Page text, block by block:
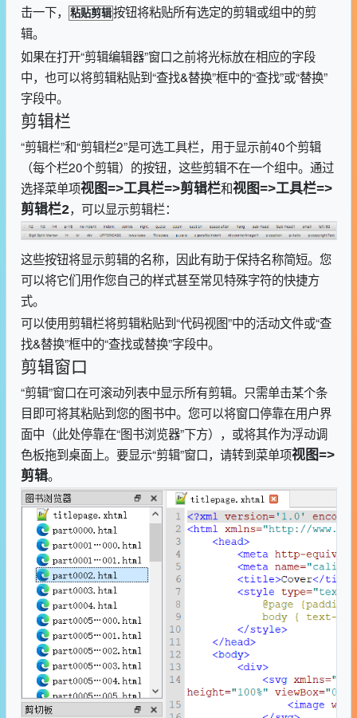
击一下，
粘贴剪辑按钮将粘贴所有选定的剪辑或组中的剪
辑。
如果在打开“剪辑编辑器”窗口之前将光标放在相应的字段
中，也可以将剪辑粘贴到“查找&替换”框中的“查找”或“替换”
字段中。
剪辑栏
“剪辑栏”和“剪辑栏2”是可选工具栏，用于显示前40个剪辑
（每个栏20个剪辑）的按钮，这些剪辑不在一个组中。通过
选择菜单项视图=>工具栏=>剪辑栏和视图=>工具栏=>
剪辑栏2，可以显示剪辑栏：
这些按钮将显示剪辑的名称，因此有助于保持名称简短。您
可以将它们用作您自己的样式甚至常见特殊字符的快捷方
式。
可以使用剪辑栏将剪辑粘贴到“代码视图”中的活动文件或“查
找&替换”框中的“查找或替换”字段中。
剪辑窗口
“剪辑”窗口在可滚动列表中显示所有剪辑。只需单击某个条
目即可将其粘贴到您的图书中。您可以将窗口停靠在用户界
面中（此处停靠在“图书浏览器”下方），或将其作为浮动调
色板拖到桌面上。要显示“剪辑”窗口，请转到菜单项视图=>
剪辑。